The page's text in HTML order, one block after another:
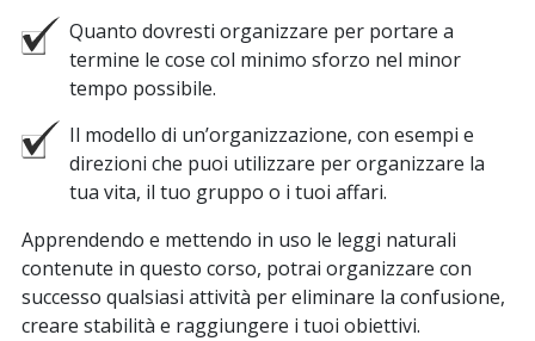
Quanto dovresti organizzare per portare a
termine le cose col minimo sforzo nel minor
tempo possibile.
Il modello di un’organizzazione, con esempi e
direzioni che puoi utilizzare per organizzare la
tua vita, il tuo gruppo o i tuoi affari.
Apprendendo e mettendo in uso le leggi naturali
contenute in questo corso, potrai organizzare con
successo qualsiasi attività per eliminare la confusione,
creare stabilità e raggiungere i tuoi obiettivi.